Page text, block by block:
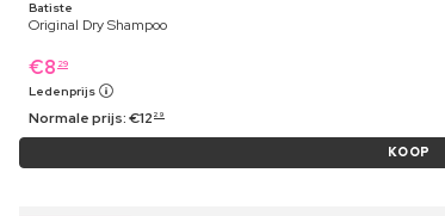
Batiste
Original Dry Shampoo
€8 29
Ledenprijs
Normale prijs:€12 29
KOOP